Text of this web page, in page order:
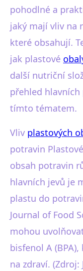
pohodlné a
jaký mají vliv na
které obsahují.
jak plastové
další nutriční
přehled
tímto tématem.
Vliv plastových
potravin
obsah potravin
hlavních jevů je
plastu do
Journal of Food
mohou
bisfenol A
na zdraví. (Zdroj: